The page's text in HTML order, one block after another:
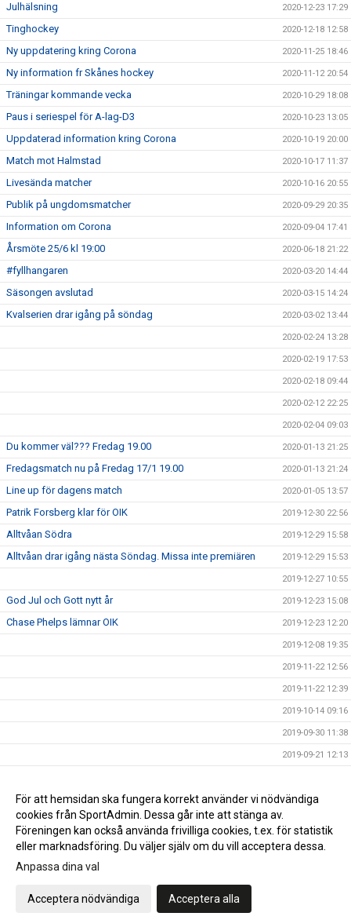
Julhälsning 2020-12-23 17:29
Tinghockey 2020-12-18 12:58
Ny uppdatering kring Corona 2020-11-25 18:46
Ny information fr Skånes hockey 2020-11-12 20:54
Träningar kommande vecka 2020-10-29 18:08
Paus i seriespel för A-lag-D3 2020-10-23 13:05
Uppdaterad information kring Corona 2020-10-19 20:00
Match mot Halmstad 2020-10-17 11:37
Livesända matcher 2020-10-16 20:55
Publik på ungdomsmatcher 2020-09-29 20:35
Information om Corona 2020-09-04 17:41
Årsmöte 25/6 kl 19:00 2020-06-18 21:22
#fyllhangaren 2020-03-20 14:44
Säsongen avslutad 2020-03-15 14:24
Kvalserien drar igång på söndag 2020-03-02 13:44
2020-02-24 13:28
2020-02-19 17:53
2020-02-18 09:44
2020-02-12 22:25
2020-02-04 09:03
Du kommer väl??? Fredag 19.00 2020-01-13 21:25
Fredagsmatch nu på Fredag 17/1 19.00 2020-01-13 21:24
Line up för dagens match 2020-01-05 13:57
Patrik Forsberg klar för OIK 2019-12-30 22:56
Alltvåan Södra 2019-12-29 15:58
Alltvåan drar igång nästa Söndag. Missa inte premiären 2019-12-29 15:53
2019-12-27 10:55
God Jul och Gott nytt år 2019-12-23 15:08
Chase Phelps lämnar OIK 2019-12-23 12:20
2019-12-08 19:35
2019-11-22 12:56
2019-11-22 12:39
2019-10-14 09:16
2019-09-30 11:38
2019-09-21 12:13
NY MATCHTID 2019-09-17 13:05
2019-09-06 21:21
Gå till Webbversion
För att hemsidan ska fungera korrekt använder vi nödvändiga
cookies från SportAdmin. Dessa går inte att stänga av.
Föreningen kan också använda frivilliga cookies, t.ex. för statistik
eller marknadsföring. Du väljer själv om du vill acceptera dessa.
Anpassa dina val
Acceptera nödvändiga Acceptera alla